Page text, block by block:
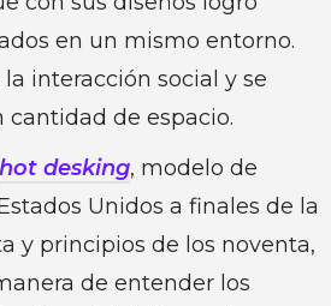
en un mismo entorno.
interacción social y se
cantidad de espacio.
hot desking, modelo de
Unidos a finales de la
y principios de los noventa,
de entender los